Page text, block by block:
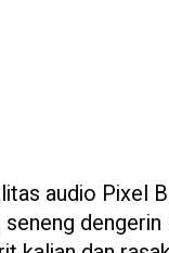
audio Pixel